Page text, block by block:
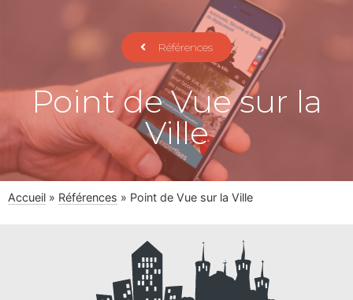
Références
Point de Vue sur la
Ville
Accueil » Références » Point de Vue sur la Ville